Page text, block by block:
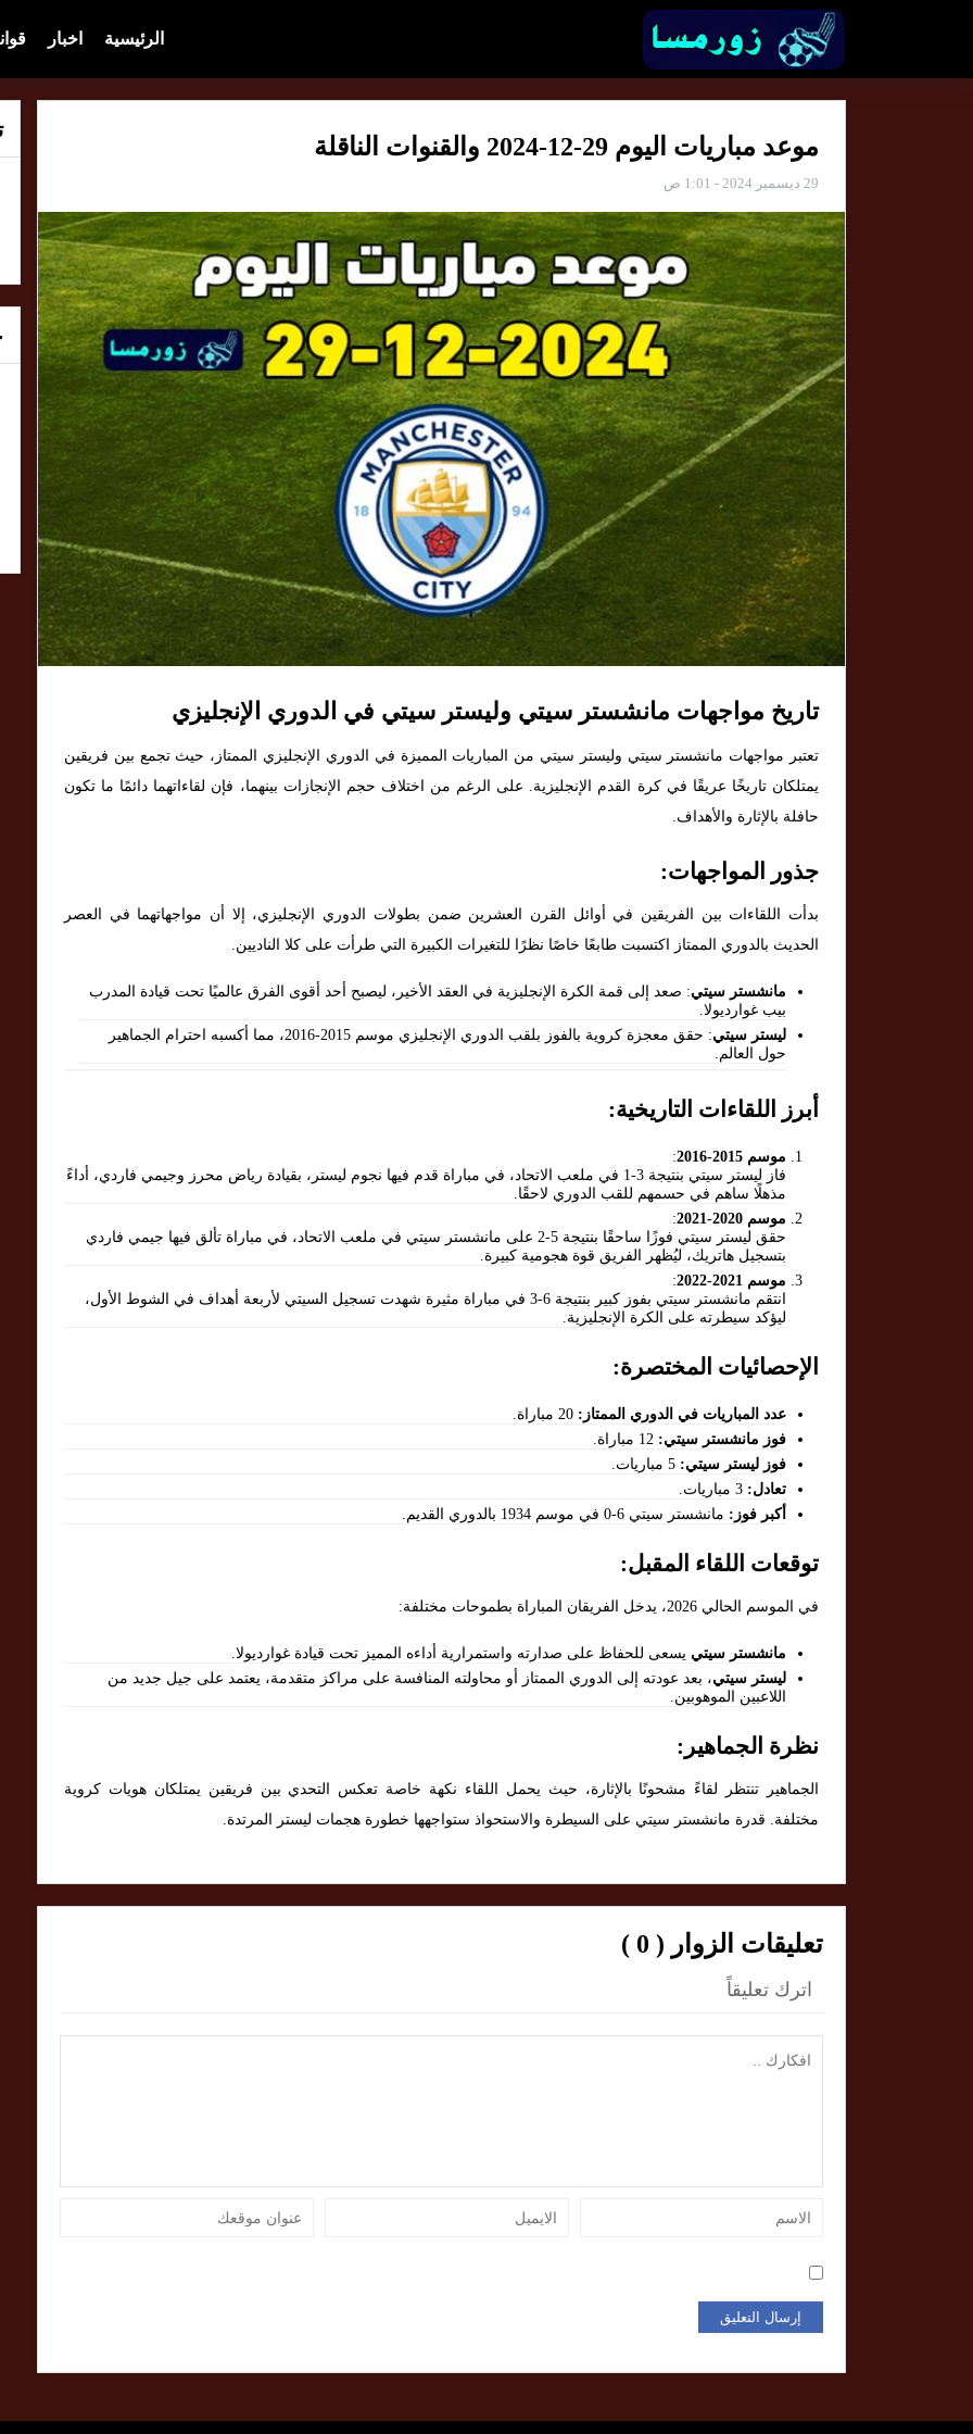
الرئيسية اخبار
موعد مباريات اليوم 29-12-2024 والقنوات الناقلة
29 ديسمبر 2024 - 1:01 ص
تاريخ مواجهات مانشستر سيتي وليستر سيتي في الدوري الإنجليزي
تعتبر مواجهات مانشستر سيتي وليستر سيتي من المباريات المميزة في الدوري الإنجليزي الممتاز، حيث تجمع بين فريقين
يمتلكان تاريخًا عريقًا في كرة القدم الإنجليزية. على الرغم من اختلاف حجم الإنجازات بينهما، فإن لقاءاتهما دائمًا ما تكون
حافلة بالإثارة والأهداف.
جذور المواجهات:
بدأت اللقاءات بين الفريقين في أوائل القرن العشرين ضمن بطولات الدوري الإنجليزي، إلا أن مواجهاتهما في العصر
الحديث بالدوري الممتاز اكتسبت طابعًا خاصًا نظرًا للتغيرات الكبيرة التي طرأت على كلا الناديين.
مانشستر سيتي: صعد إلى قمة الكرة الإنجليزية في العقد الأخير، ليصبح أحد أقوى الفرق عالميًا تحت قيادة المدرب
بيب غوارديولا.
ليستر سيتي
: حقق معجزة كروية بالفوز بلقب الدوري الإنجليزي موسم 2015-2016، مما أكسبه احترام الجماهير
حول العالم.
أبرز اللقاءات التاريخية:
موسم 2015-2016
:
فاز ليستر سيتي بنتيجة 3-1 في ملعب الاتحاد، في مباراة قدم فيها نجوم ليستر، بقيادة رياض محرز وجيمي فاردي، أداءً
مذهلًا ساهم في حسمهم للقب الدوري لاحقًا.
موسم 2020-2021
:
حقق ليستر سيتي فوزًا ساحقًا بنتيجة 5-2 على مانشستر سيتي في ملعب الاتحاد، في مباراة تألق فيها جيمي فاردي
بتسجيل هاتريك، ليُظهر الفريق قوة هجومية كبيرة.
موسم 2021-2022
:
انتقم مانشستر سيتي بفوز كبير بنتيجة 6-3 في مباراة مثيرة شهدت تسجيل السيتي لأربعة أهداف في الشوط الأول،
ليؤكد سيطرته على الكرة الإنجليزية.
الإحصائيات المختصرة:
عدد المباريات في الدوري الممتاز:
فوز مانشستر سيتي:
فوز ليستر سيتي:
تعادل:
أكبر فوز: مانشستر سيتي 6-0 في موسم 1934 بالدوري القديم.
توقعات اللقاء المقبل:
في الموسم الحالي 2026، يدخل الفريقان المباراة بطموحات مختلفة:
مانشستر سيتي يسعى للحفاظ على صدارته واستمرارية أداءه المميز تحت قيادة غوارديولا.
ليستر سيتي، بعد عودته إلى الدوري الممتاز أو محاولته المنافسة على مراكز متقدمة، يعتمد على جيل جديد من
اللاعبين الموهوبين.
نظرة الجماهير:
الجماهير تنتظر لقاءً مشحونًا بالإثارة، حيث يحمل اللقاء نكهة خاصة تعكس التحدي بين فريقين يمتلكان هويات كروية
مختلفة. قدرة مانشستر سيتي على السيطرة والاستحواذ ستواجهها خطورة هجمات ليستر المرتدة.
تعليقات الزوار ( 0 )
اترك تعليقاً